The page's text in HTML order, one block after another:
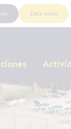
Zona socio